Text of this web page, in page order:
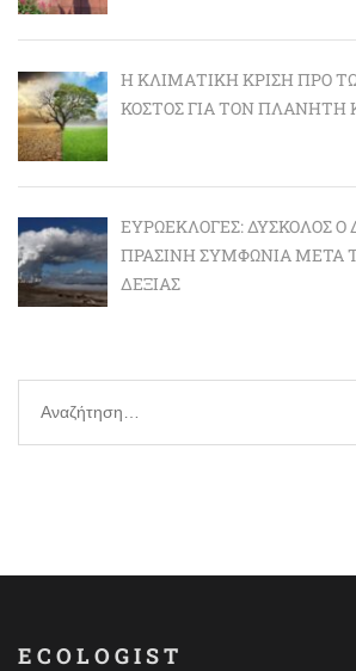
Η ΚΛΙΜΑΤΙΚΉ ΚΡΊΣΗ ΠΡΟ
ΚΌΣΤΟΣ ΓΙΑ ΤΟΝ ΠΛΑΝΉΤΗ
ΕΥΡΩΕΚΛΟΓΈΣ: ΔΎΣΚΟΛΟΣ
ΠΡΆΣΙΝΗ ΣΥΜΦΩΝΊΑ ΜΕΤΆ
ΔΕΞΙΆΣ
Αναζήτηση
για:
ECOLOGIST